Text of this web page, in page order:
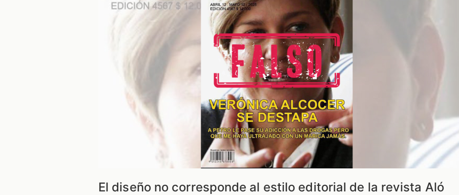
El diseño no corresponde al estilo editorial de la revista Aló